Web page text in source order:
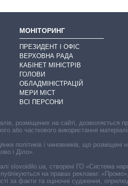
МОНІТОРИНГ
ПРЕЗИДЕНТ І ОФІС
ВЕРХОВНА РАДА
КАБІНЕТ МІНІСТРІВ
ГОЛОВИ
ОБЛАДМІНІСТРАЦІЙ
МЕРИ МІСТ
ВСІ ПЕРСОНИ
розміщених на сайті,
або часткового використання
політиків і чиновників, що
і Діло».
slovoidilo.ua, створені ГО «Система
публікуються на правах реклами:
за факти та оціночні судження,